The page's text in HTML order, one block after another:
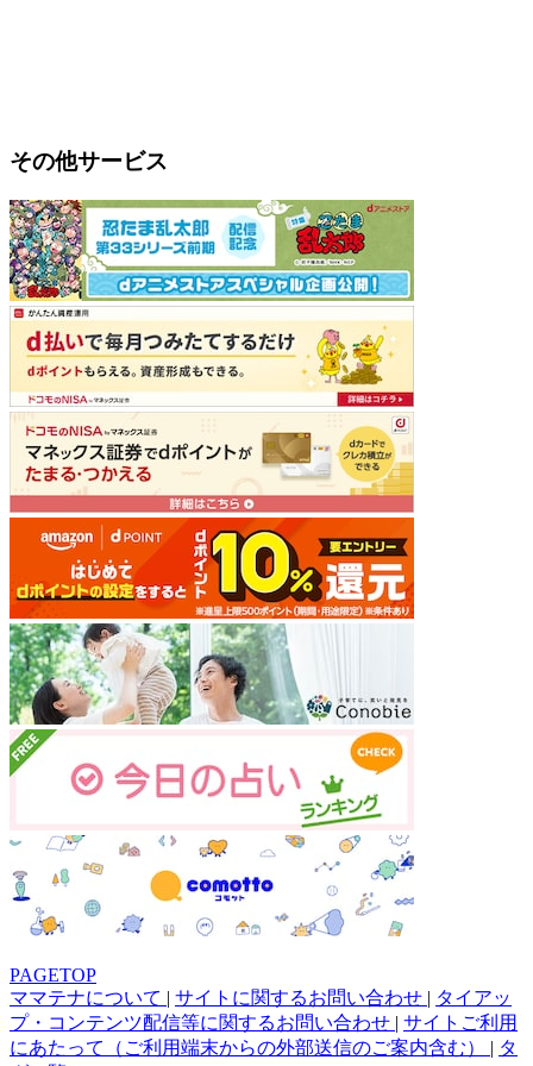
その他サービス
PAGETOP
ママテナについて | サイトに関するお問い合わせ | タイアッ
プ・コンテンツ配信等に関するお問い合わせ | サイトご利用
にあたって（ご利用端末からの外部送信のご案内含む） | タ